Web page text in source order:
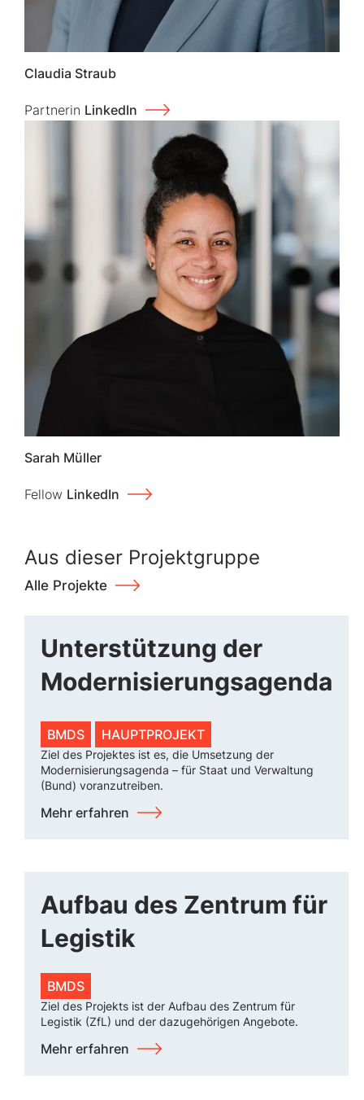
Claudia Straub
Partnerin LinkedIn
Sarah Müller
Fellow LinkedIn
Aus dieser Projektgruppe
Alle Projekte
Unterstützung der
Modernisierungsagenda
BMDS HAUPTPROJEKT
Ziel des Projektes ist es, die Umsetzung der
Modernisierungsagenda – für Staat und Verwaltung
(Bund) voranzutreiben.
Mehr erfahren
Aufbau des Zentrum für
Legistik
BMDS
Ziel des Projekts ist der Aufbau des Zentrum für
Legistik (ZfL) und der dazugehörigen Angebote.
Mehr erfahren